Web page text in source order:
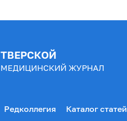
ТВЕРСКОЙ
МЕДИЦИНСКИЙ ЖУРНАЛ
Редколлегия Каталог статей